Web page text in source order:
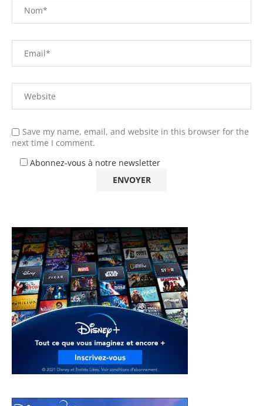
Save my name, email, and website in this browser for the
next time I comment.
Abonnez-vous à notre newsletter